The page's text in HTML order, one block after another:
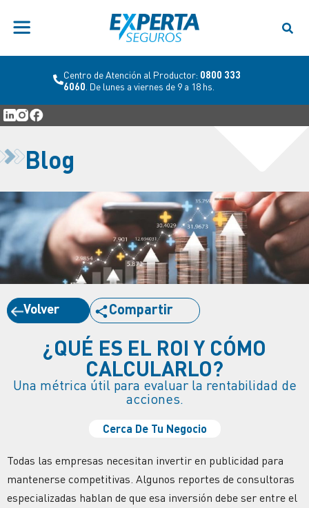
Centro de Atención al Productor: 0800 333
6060 . De lunes a viernes de 9 a 18 hs.
Blog
Volver Compartir
¿QUÉ ES EL ROI Y CÓMO
CALCULARLO?
Una métrica útil para evaluar la rentabilidad de
acciones.
Cerca De Tu Negocio
Todas las empresas necesitan invertir en publicidad para
mantenerse competitivas. Algunos reportes de consultoras
especializadas hablan de que esa inversión debe ser entre el